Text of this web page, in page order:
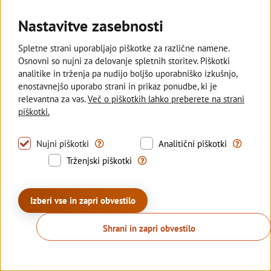
Sledite nam
Kazalo strani
Sisbon
Sisbiz
Produkcija:Creatim
Nastavitve zasebnosti
Spletne strani uporabljajo piškotke za različne namene.
Osnovni so nujni za delovanje spletnih storitev. Piškotki
analitike in trženja pa nudijo boljšo uporabniško izkušnjo,
enostavnejšo uporabo strani in prikaz ponudbe, ki je
relevantna za vas.Več o piškotkih lahko preberete na strani
piškotki.
Nujni piškotki Tovrstni piškotki omogočajo uporabo nujno
Analitični piškotki S
Trženjski piškotki Trženjski piškotki se uporabljajo
Izberi vse in zapri obvestilo
Shrani in zapri obvestilo